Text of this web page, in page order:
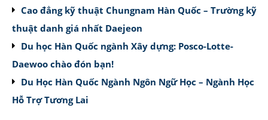
Cao đẳng kỹ thuật Chungnam Hàn Quốc – Trường kỹ
thuật danh giá nhất Daejeon
Du học Hàn Quốc ngành Xây dựng: Posco-Lotte-
Daewoo chào đón bạn!
Du Học Hàn Quốc Ngành Ngôn Ngữ Học – Ngành Học
Hỗ Trợ Tương Lai